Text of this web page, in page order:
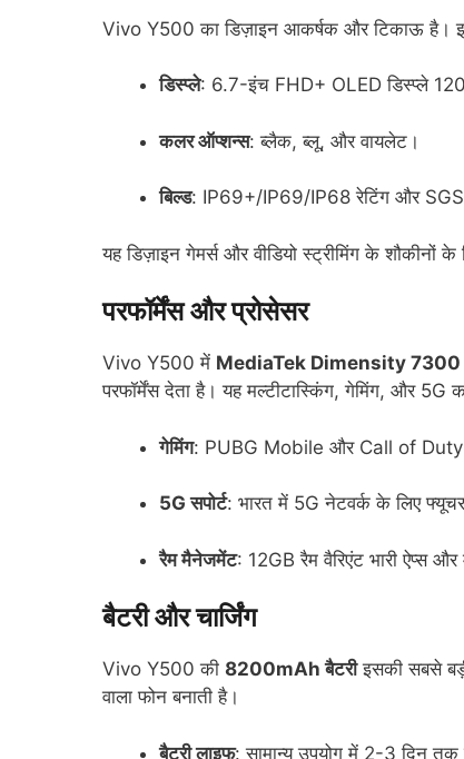
Vivo Y500 का डिज़ाइन आकर्षक और टिकाऊ है।
डिस्प्ले: 6.7-इंच FHD+ OLED डिस्प्ले
कलर ऑप्शन्स: ब्लैक, ब्लू, और वायलेट।
बिल्ड: IP69+/IP69/IP68 रेटिंग और SGS
यह डिज़ाइन गेमर्स और वीडियो स्ट्रीमिंग के शौकीनों
परफॉर्मेंस और प्रोसेसर
Vivo Y500 में MediaTek Dimensity 7300
परफॉर्मेंस देता है। यह मल्टीटास्किंग, गेमिंग, और 5G
गेमिंग: PUBG Mobile और Call of Duty
5G सपोर्ट: भारत में 5G नेटवर्क के लिए
रैम मैनेजमेंट: 12GB रैम वैरिएंट भारी ऐप्स
बैटरी और चार्जिंग
Vivo Y500 की 8200mAh बैटरीइसकी सबसे
वाला फोन बनाती है।
बैटरी लाइफ: सामान्य उपयोग में 2-3 दिन